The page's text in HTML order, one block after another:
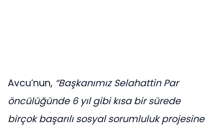
Avcu’nun, “Başkanımız Selahattin Par
öncülüğünde 6 yıl gibi kısa bir sürede
birçok başarılı sosyal sorumluluk projesine